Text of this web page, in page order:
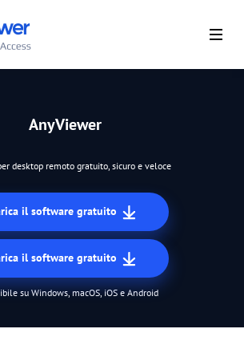
AnyViewer
desktop remoto gratuito, sicuro e veloce
il software gratuito
il software gratuito
su Windows, macOS, iOS e Android